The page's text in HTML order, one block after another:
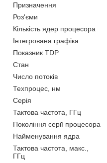
Призначення
Роз'єми
Кількість ядер процесора
Інтегрована графіка
Показник TDP
Стан
Число потоків
Техпроцес, нм
Серія
Тактова частота, ГГц
Покоління серії процесора
Найменування ядра
Тактова частота, макс.,
ГГц